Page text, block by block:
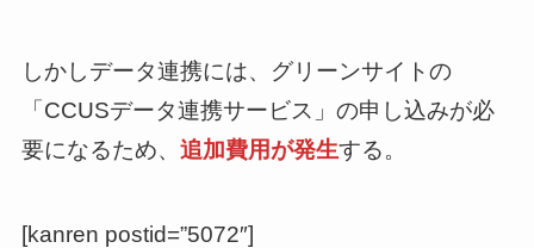
しかしデータ連携には、グリーンサイトの
「CCUSデータ連携サービス」の申し込みが必
要になるため、 追加費用が発生する。
[kanren postid=”5072″]